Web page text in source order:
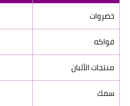
خضروات
فواكه
منتجات الألبان
سمك